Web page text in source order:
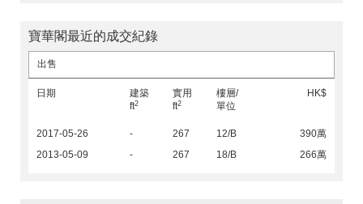
寶華閣最近的成交紀錄
出售
日期
建築
ft2
實用
ft2
樓層/
單位
HK$
2017-05-26 - 267 12/B
390萬
2013-05-09
- 267 18/B 266萬